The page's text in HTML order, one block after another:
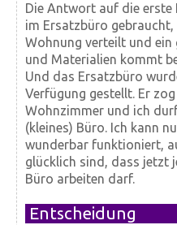
Die Antwort auf die erste
im Ersatzbüro
Wohnung verteilt und
und Materialien kommt
Und das Ersatzbüro
Verfügung gestellt. Er
Wohnzimmer und ich
(kleines) Büro. Ich kann
wunderbar funktioniert,
glücklich sind, dass jetzt
Büro arbeiten darf.
Entscheidung